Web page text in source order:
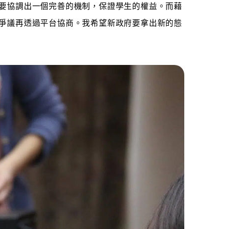
協調出一個完善的機制，保證學生的權益。而藉
議再透過平台協商。我希望新政府要拿出新的態